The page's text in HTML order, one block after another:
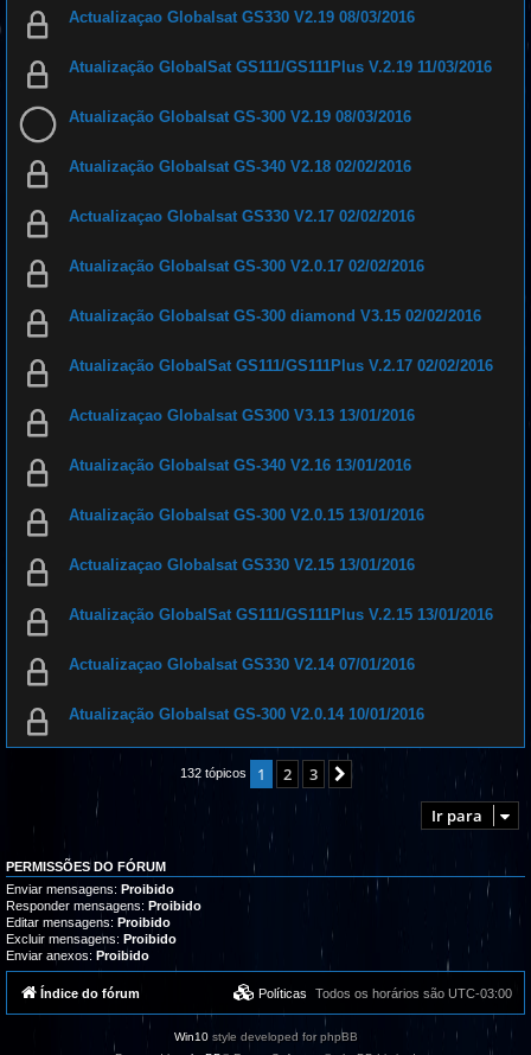
Actualizaçao Globalsat GS330 V2.19 08/03/2016
Atualização GlobalSat GS111/GS111Plus V.2.19 11/03/2016
Atualização Globalsat GS-300 V2.19 08/03/2016
Atualização Globalsat GS-340 V2.18 02/02/2016
Actualizaçao Globalsat GS330 V2.17 02/02/2016
Atualização Globalsat GS-300 V2.0.17 02/02/2016
Atualização Globalsat GS-300 diamond V3.15 02/02/2016
Atualização GlobalSat GS111/GS111Plus V.2.17 02/02/2016
Actualizaçao Globalsat GS300 V3.13 13/01/2016
Atualização Globalsat GS-340 V2.16 13/01/2016
Atualização Globalsat GS-300 V2.0.15 13/01/2016
Actualizaçao Globalsat GS330 V2.15 13/01/2016
Atualização GlobalSat GS111/GS111Plus V.2.15 13/01/2016
Actualizaçao Globalsat GS330 V2.14 07/01/2016
Atualização Globalsat GS-300 V2.0.14 10/01/2016
132 tópicos 1 2 3
Ir para
PERMISSÕES DO FÓRUM
Enviar mensagens: Proibido
Responder mensagens: Proibido
Editar mensagens: Proibido
Excluir mensagens: Proibido
Enviar anexos: Proibido
Índice do fórum Todos os horários são UTC-03:00
Políticas
Win10style developed for phpBB